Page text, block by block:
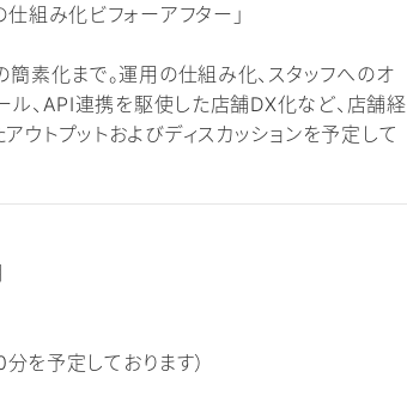
組み化ビフォーアフター」
素化まで。運用の仕組み化、スタッフへのオ
ル、API連携を駆使した店舗DX化など、店舗経
トプットおよびディスカッションを予定して
を予定しております）